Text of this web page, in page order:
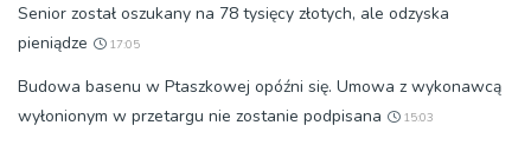
Senior został oszukany na 78 tysięcy złotych, ale odzyska
pieniądze
17:05
Budowa basenu w Ptaszkowej opóźni się. Umowa z wykonawcą
wyłonionym w przetargu nie zostanie podpisana
15:03